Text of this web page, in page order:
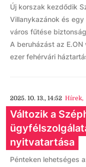
Új korszak kezdődik
Villanykazánok és
város fűtése
A beruházást az
ezer fehérvári
2025. 10. 13., 14:52 Hírek,
Változik a
nyitvatartása
Pénteken lehetséges